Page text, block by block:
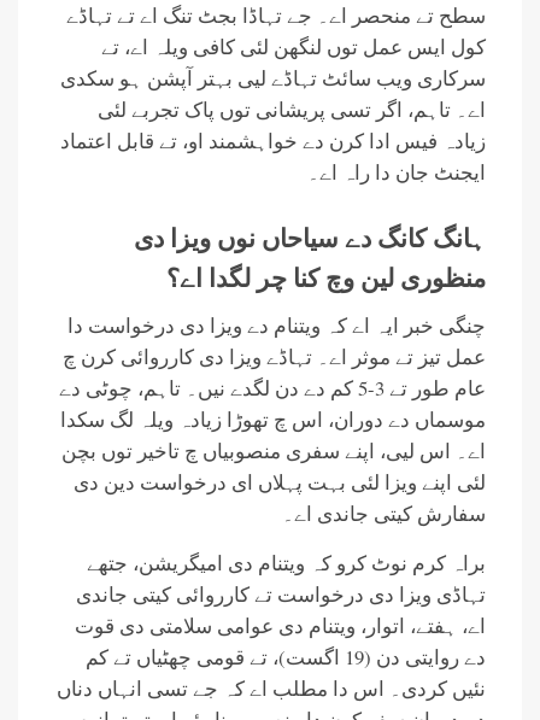
سطح تے منحصر اے۔ جے تہاڈا بجٹ تنگ اے تے تہاڈے
کول ایس عمل توں لنگھن لئی کافی ویلہ اے، تے
سرکاری ویب سائٹ تہاڈے لیی بہتر آپشن ہو سکدی
اے۔ تاہم، اگر تسی پریشانی توں پاک تجربے لئی
زیادہ فیس ادا کرن دے خواہشمند او، تے قابل اعتماد
ایجنٹ جان دا راہ اے۔
ہانگ کانگ دے سیاحاں نوں ویزا دی
منظوری لین وچ کنا چر لگدا اے؟
چنگی خبر ایہ اے کہ ویتنام دے ویزا دی درخواست دا
عمل تیز تے موثر اے۔ تہاڈے ویزا دی کارروائی کرن چ
عام طور تے 3-5 کم دے دن لگدے نیں۔ تاہم، چوٹی دے
موسماں دے دوران، اس چ تھوڑا زیادہ ویلہ لگ سکدا
اے۔ اس لیی، اپنے سفری منصوبیاں چ تاخیر توں بچن
لئی اپنے ویزا لئی بہت پہلاں ای درخواست دین دی
سفارش کیتی جاندی اے۔
براہ کرم نوٹ کرو کہ ویتنام دی امیگریشن، جتھے
تہاڈی ویزا دی درخواست تے کارروائی کیتی جاندی
اے، ہفتے، اتوار، ویتنام دی عوامی سلامتی دی قوت
دے روایتی دن (19 اگست)، تے قومی چھٹیاں تے کم
نئیں کردی۔ اس دا مطلب اے کہ جے تسی انہاں دناں